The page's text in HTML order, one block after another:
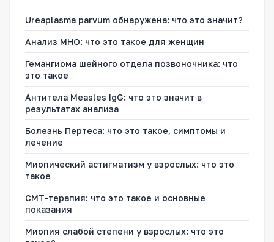
Ureaplasma parvum обнаружена: что это значит?
Анализ МНО: что это такое для женщин
Гемангиома шейного отдела позвоночника: что
это такое
Антитела Measles IgG: что это значит в
результатах анализа
Болезнь Пертеса: что это такое, симптомы и
лечение
Миопический астигматизм у взрослых: что это
такое
СМТ-терапия: что это такое и основные
показания
Миопия слабой степени у взрослых: что это